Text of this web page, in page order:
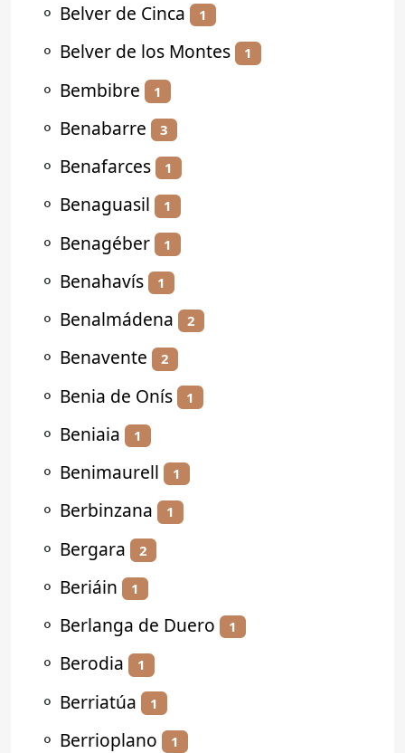
⚬ Belver de Cinca 1
⚬ Belver de los Montes 1
⚬ Bembibre 1
⚬ Benabarre 3
⚬ Benafarces 1
⚬ Benaguasil 1
⚬ Benagéber 1
⚬ Benahavís 1
⚬ Benalmádena 2
⚬ Benavente 2
⚬ Benia de Onís 1
⚬ Beniaia 1
⚬ Benimaurell 1
⚬ Berbinzana 1
⚬ Bergara 2
⚬ Beriáin 1
⚬ Berlanga de Duero 1
⚬ Berodia 1
⚬ Berriatúa 1
⚬ Berrioplano 1